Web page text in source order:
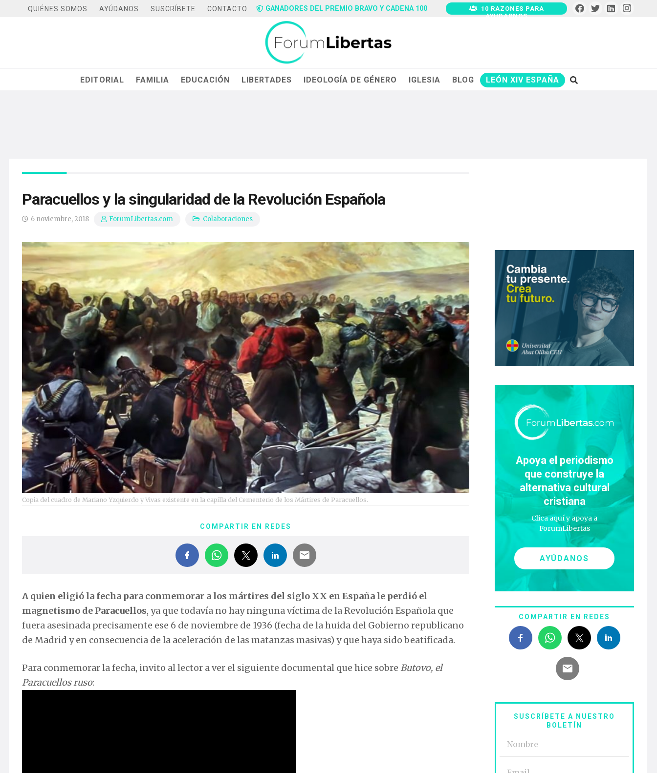
QUIÉNES SOMOS AYÚDANOS SUSCRÍBETE CONTACTO GANADORES DEL PREMIO BRAVO Y CADENA 100
10 RAZONES PARA
AYUDARNOS
EDITORIAL FAMILIA EDUCACIÓN LIBERTADES IDEOLOGÍA DE GÉNERO IGLESIA BLOG LEÓN XIV ESPAÑA
Paracuellos y la singularidad de la Revolución Española
6 noviembre, 2018 ForumLibertas.com Colaboraciones
Copia del cuadro de Mariano Yzquierdo y Vivas existente en la capilla del Cementerio de los Mártires de Paracuellos.
COMPARTIR EN REDES
A quien eligió la fecha para conmemorar a los mártires del siglo XX en España le perdió el
magnetismo de Paracuellos, ya que todavía no hay ninguna víctima de la Revolución Española que
fuera asesinada precisamente ese 6 de noviembre de 1936 (fecha de la huida del Gobierno republicano
de Madrid y en consecuencia de la aceleración de las matanzas masivas) y que haya sido beatificada.
Para conmemorar la fecha, invito al lector a ver el siguiente documental que hice sobre Butovo, el
Paracuellos ruso:
Apoya el periodismo
que construye la
alternativa cultural
cristiana
Clica aquí y apoya a
ForumLibertas
AYÚDANOS
COMPARTIR EN REDES
SUSCRÍBETE A NUESTRO
BOLETÍN